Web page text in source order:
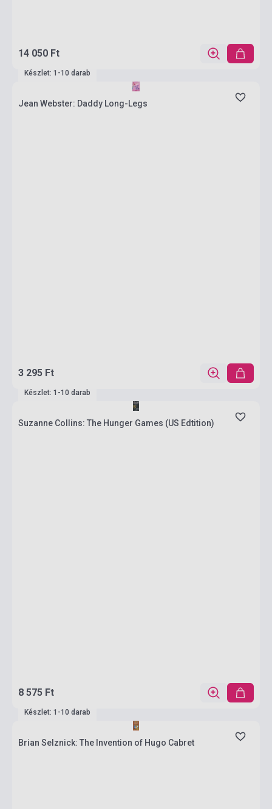
14 050 Ft
Készlet: 1-10 darab
Jean Webster: Daddy Long-Legs
3 295 Ft
Készlet: 1-10 darab
Suzanne Collins: The Hunger Games (US Edtition)
8 575 Ft
Készlet: 1-10 darab
Brian Selznick: The Invention of Hugo Cabret